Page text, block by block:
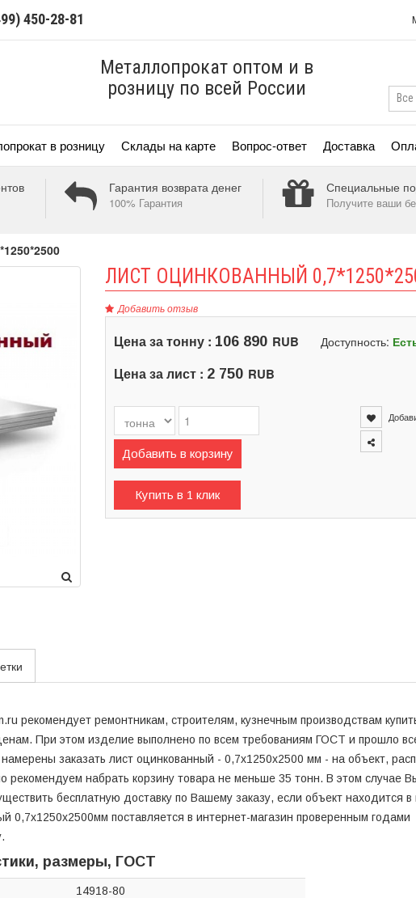
450-28-81
Металлопрокат оптом и в
розницу по всей России
в розницу Склады на карте Вопрос-ответ Доставка
Гарантия возврата денег
100% Гарантия
Специальные
Получите ваши
ЛИСТ ОЦИНКОВАННЫЙ
Добавить отзыв
Доступность:
Цена за тонну : 106 890 RUB
Цена за лист : 2 750 RUB
Добавить в корзину
Купить в 1 клик
рекомендует ремонтникам, строителям, кузнечным производствам
При этом изделие выполнено по всем требованиям ГОСТ и прошло
заказать лист оцинкованный - 0,7х1250х2500 мм - на объект,
рекомендуем набрать корзину товара не меньше 35 тонн. В этом случае
бесплатную доставку по Вашему заказу, если объект находится
0,7х1250х2500мм поставляется в интернет-магазин проверенным годами
размеры, ГОСТ
14918-80